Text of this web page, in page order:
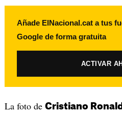
Añade ElNacional.cat a tus
Google de forma gratuita
ACTIVAR
La foto de Cristiano